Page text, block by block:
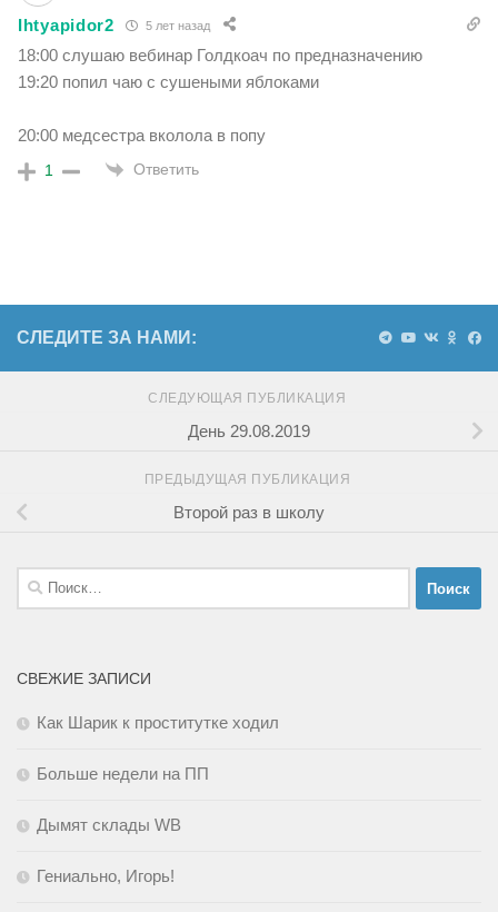
Ihtyapidor2 5 лет назад
18:00 слушаю вебинар Голдкоач по предназначению
19:20 попил чаю с сушеными яблоками
20:00 медсестра вколола в попу
1 Ответить
СЛЕДИТЕ ЗА НАМИ:
СЛЕДУЮЩАЯ ПУБЛИКАЦИЯ
День 29.08.2019
ПРЕДЫДУЩАЯ ПУБЛИКАЦИЯ
Второй раз в школу
Найти:
СВЕЖИЕ ЗАПИСИ
Как Шарик к проститутке ходил
Больше недели на ПП
Дымят склады WB
Гениально, Игорь!